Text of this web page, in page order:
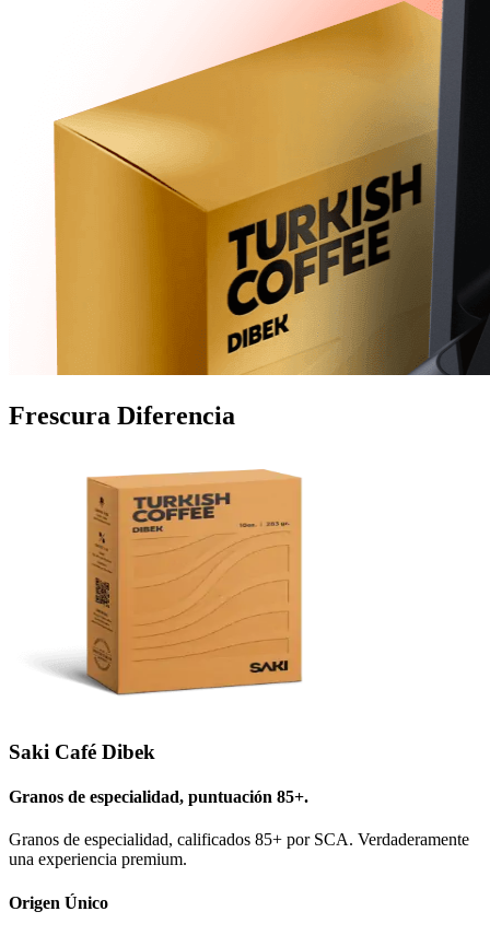
Frescura Diferencia
Saki Café Dibek
Granos de especialidad, puntuación 85+.
Granos de especialidad, calificados 85+ por SCA. Verdaderamente
una experiencia premium.
Origen Único